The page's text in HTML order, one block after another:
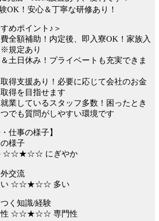
OK！安心＆丁寧な研修あり！
めポイント♪＞
費全額補助！内定後、即入寮OK！家族入
規定あり
＆土日休み！プライベートも充実できま
取得支援あり！必要に応じて会社のお金
得を目指せます
就業しているスタッフ多数！困ったとき
でも質問がしやすい環境です
・仕事の様子】
の様子
☆☆★☆☆ にぎやか
外交流
☆☆★☆☆ 多い
つく知識/経験
☆☆★☆☆ 専門性